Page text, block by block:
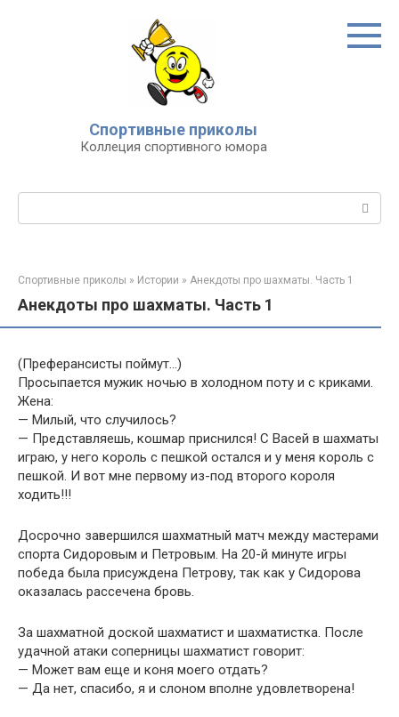
Спортивные приколы
Коллеция спортивного юмора
Спортивные приколы » Истории » Анекдоты про шахматы. Часть 1
Анекдоты про шахматы. Часть 1
(Преферансисты поймут…)
Просыпается мужик ночью в холодном поту и с криками.
Жена:
— Милый, что случилось?
— Представляешь, кошмар приснился! С Васей в шахматы
играю, у него король с пешкой остался и у меня король с
пешкой. И вот мне первому из-под второго короля
ходить!!!
Досрочно завершился шахматный матч между мастерами
спорта Сидоровым и Петровым. На 20-й минуте игры
победа была присуждена Петрову, так как у Сидорова
оказалась рассечена бровь.
За шахматной доской шахматист и шахматистка. После
удачной атаки соперницы шахматист говорит:
— Может вам еще и коня моего отдать?
— Да нет, спасибо, я и слоном вполне удовлетворена!